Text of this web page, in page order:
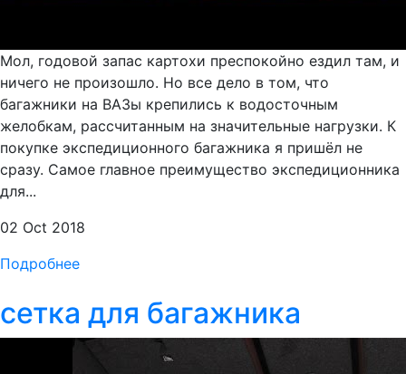
Мол, годовой запас картохи преспокойно ездил там, и
ничего не произошло. Но все дело в том, что
багажники на ВАЗы крепились к водосточным
желобкам, рассчитанным на значительные нагрузки. К
покупке экспедиционного багажника я пришёл не
сразу. Самое главное преимущество экспедиционника
для...
02 Oct 2018
Подробнее
сетка для багажника